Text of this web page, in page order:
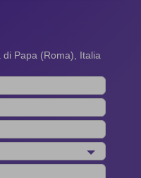
Papa (Roma), Italia